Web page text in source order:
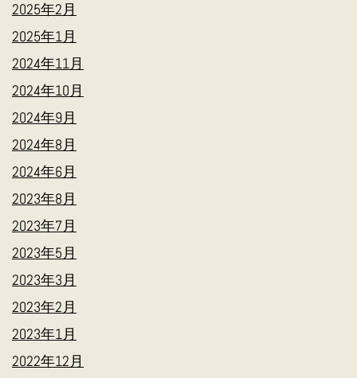
2025年2月
2025年1月
2024年11月
2024年10月
2024年9月
2024年8月
2024年6月
2023年8月
2023年7月
2023年5月
2023年3月
2023年2月
2023年1月
2022年12月